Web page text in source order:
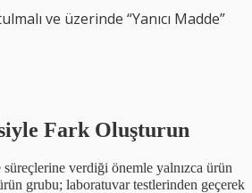
ve üzerinde “Yanıcı Madde”
Fark Oluşturun
verdiği önemle yalnızca ürün
grubu; laboratuvar testlerinden geçerek